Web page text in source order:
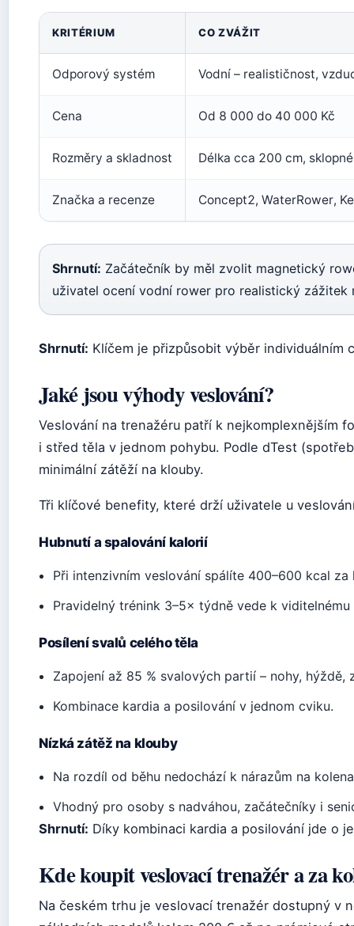
KRITÉRIUM CO ZVÁŽIT
Odporový systém Vodní – realističnost,
Cena Od 8 000 do 40 000 Kč
Rozměry a skladnost Délka cca 200 cm,
Značka a recenze Concept2, WaterRower,
Shrnutí: Začátečník by měl zvolit magnetický
uživatel ocení vodní rower pro realistický
Shrnutí: Klíčem je přizpůsobit výběr individuálním
Jaké jsou výhody veslování?
Veslování na trenažéru patří k nejkomplexnějším
i střed těla v jednom pohybu. Podle dTest
minimální zátěží na klouby.
Tři klíčové benefity, které drží uživatele u
Hubnutí a spalování kalorií
Při intenzivním veslování spálíte 400–600 kcal za
Pravidelný trénink 3–5× týdně vede k
Posílení svalů celého těla
Zapojení až 85 % svalových partií – nohy, hýždě,
Kombinace kardia a posilování v jednom cviku.
Nízká zátěž na klouby
Na rozdíl od běhu nedochází k nárazům na
Vhodný pro osoby s nadváhou, začátečníky i
Shrnutí: Díky kombinaci kardia a posilování jde o
Kde koupit veslovací trenažér a za
Na českém trhu je veslovací trenažér dostupný v